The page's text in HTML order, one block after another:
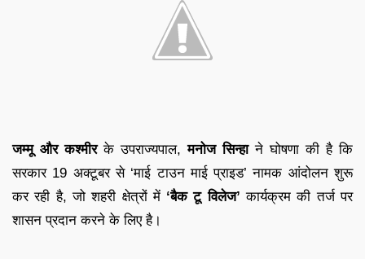
जम्मू और कश्मीरके उपराज्यपाल,मनोज सिन्हाने घोषणा की है कि
सरकार 19 अक्टूबर से ‘माई टाउन माई प्राइड’ नामक आंदोलन शुरू
कर रही है, जो शहरी क्षेत्रों में‘बैक टू विलेज’ कार्यक्रम की तर्ज पर
शासन प्रदान करने के लिए है।